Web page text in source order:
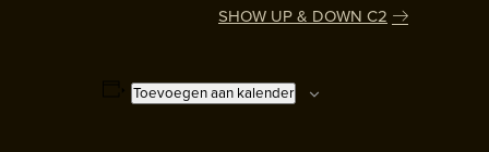
SHOW UP & DOWN C2
Toevoegen aan kalender